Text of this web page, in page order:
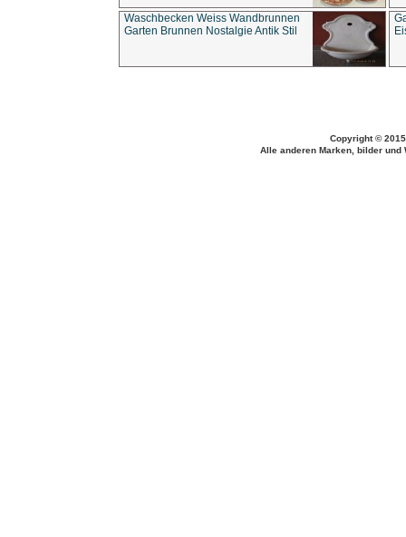
Waschbecken Weiss Wandbrunnen
Garten Brunnen Nostalgie Antik Stil
Copyright ©
Alle anderen Marken, bilder und